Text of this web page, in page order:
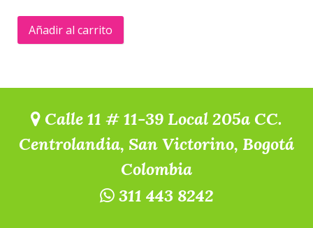
Añadir al carrito
Calle 11 # 11-39 Local 205a CC.
Centrolandia, San Victorino, Bogotá
Colombia
311 443 8242